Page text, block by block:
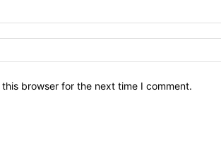
browser for the next time I comment.